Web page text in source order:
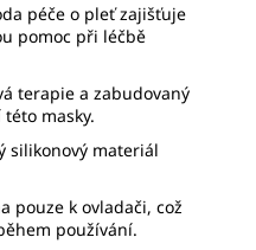
péče o pleť zajišťuje
pomoc při léčbě
terapie a zabudovaný
masky.
silikonový materiál
pouze k ovladači, což
používání.